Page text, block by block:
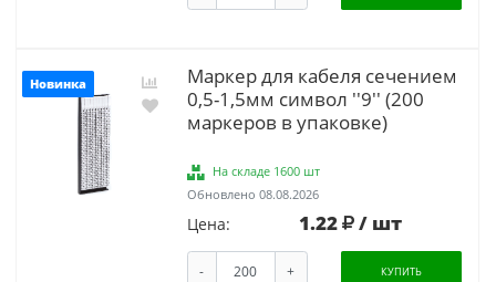
Новинка
Маркер для кабеля сечением
0,5-1,5мм символ ''9'' (200
маркеров в упаковке)
На складе 1600 шт
Обновлено 08.08.2026
Цена: 1.22 / шт
- + КУПИТЬ